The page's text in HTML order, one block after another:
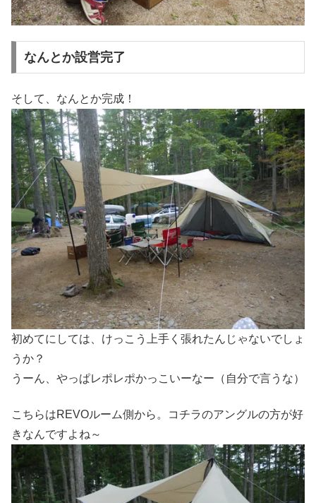
なんとか設営完了
そして、なんとか完成！
初めてにしては、けっこう上手く張れたんじゃないでしょ
うか？
うーん、やっぱレポレポかっこいーなー（自分で言うな）
こちらはREVOルーム側から。コチラのアングルの方が好
きなんですよね～